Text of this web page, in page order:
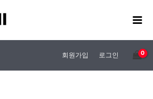
회원가입 로그인